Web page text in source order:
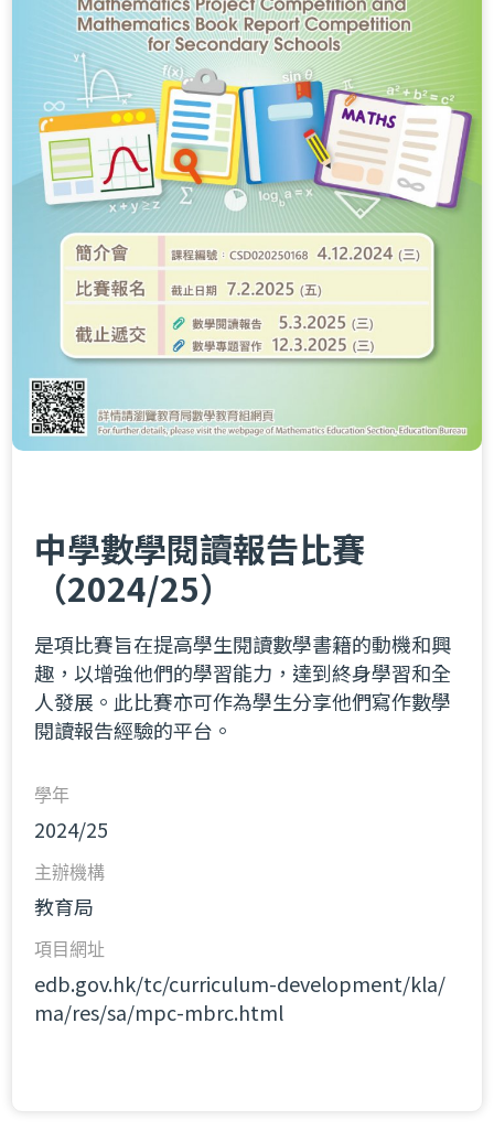
中學數學閱讀報告比賽
（2024/25）
是項比賽旨在提高學生閱讀數學書籍的動機和興
趣，以增強他們的學習能力，達到終身學習和全
人發展。此比賽亦可作為學生分享他們寫作數學
閱讀報告經驗的平台。
學年
2024/25
主辦機構
教育局
項目網址
edb.gov.hk/tc/curriculum-development/kla/
ma/res/sa/mpc-mbrc.html